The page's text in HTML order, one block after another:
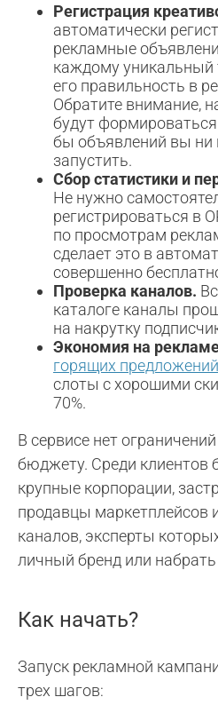
Регистрация
автоматически
рекламные
каждому уникальный
его правильность в
Обратите внимание,
будут
бы объявлений вы ни
запустить.
Сбор статистики и
Не нужно
регистрироваться в
по просмотрам
сделает это в
совершенно
Проверка каналов.
каталоге каналы
на накрутку
Экономия на
горящих предложений
слоты с хорошими
70%.
В сервисе нет
бюджету. Среди клиентов
крупные корпорации,
продавцы маркетплейсов
каналов, эксперты
личный бренд или
Как начать?
Запуск рекламной
трех шагов: